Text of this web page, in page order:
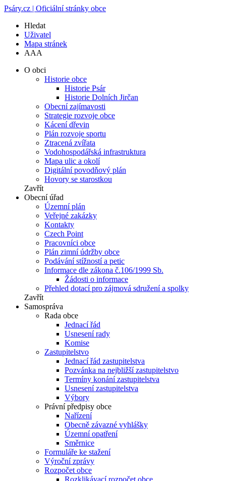
Psáry.cz | Oficiální stránky obce
Hledat
Uživatel
Mapa stránek
AAA
O obci
Historie obce
Historie Psár
Historie Dolních Jirčan
Obecní zajímavosti
Strategie rozvoje obce
Kácení dřevin
Plán rozvoje sportu
Ztracená zvířata
Vodohospodářská infrastruktura
Mapa ulic a okolí
Digitální povodňový plán
Hovory se starostkou
Zavřít
Obecní úřad
Územní plán
Veřejné zakázky
Kontakty
Czech Point
Pracovníci obce
Plán zimní údržby obce
Podávání stížností a petic
Informace dle zákona č.106/1999 Sb.
Žádosti o informace
Přehled dotací pro zájmová sdružení a spolky
Zavřít
Samospráva
Rada obce
Jednací řád
Usnesení rady
Komise
Zastupitelstvo
Jednací řád zastupitelstva
Pozvánka na nejbližší zastupitelstvo
Termíny konání zastupitelstva
Usnesení zastupitelstva
Výbory
Právní předpisy obce
Nařízení
Obecně závazné vyhlášky
Územní opatření
Směrnice
Formuláře ke stažení
Výroční zprávy
Rozpočet obce
Rozklikávací rozpočet obce